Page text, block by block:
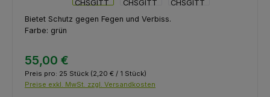
Bietet Schutz gegen Fegen und Verbiss.
Farbe: grün
55,00 €
Preis pro: 25 Stück (2,20 € / 1 Stück)
Preise exkl. MwSt. zzgl. Versandkosten